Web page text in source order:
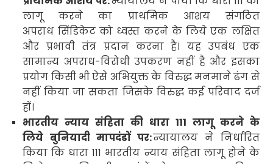
लागू करने का प्राथमिक आशय संगठित
अपराध सिंडिकेट को ध्वस्त करने के लिये एक लक्षित
और प्रभावी तंत्र प्रदान करना है। यह उपबंध एक
सामान्य अपराध-विरोधी उपकरण नहीं है और इसका
प्रयोग किसी भी ऐसे अभियुक्त के विरुद्ध मनमाने ढंग से
नहीं किया जा सकता जिसके विरुद्ध कई परिवाद दर्ज
हों।
भारतीय न्याय संहिता की धारा 111 लागू करने के
लिये बुनियादी मापदंडों पर:न्यायालय ने निर्धारित
किया कि धारा111 भारतीय न्याय संहिता लागू होने के